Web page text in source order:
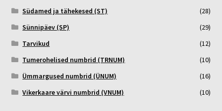
Südamed ja tähekesed (ST)
(28)
Sünnipäev (SP)
(29)
Tarvikud
(12)
Tumerohelised numbrid (TRNUM)
(10)
Ümmargused numbrid (ÜNUM)
(16)
Vikerkaare värvi numbrid (VNUM)
(10)